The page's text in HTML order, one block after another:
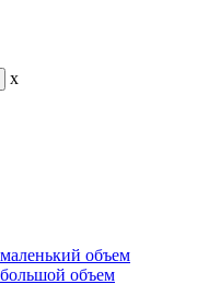
x
объем
объем